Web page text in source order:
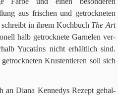
aus fri­schen und getrock­ne­ten
in ihrem Koch­buch The Art
halb getrock­nete Gar­ne­len ver­
Yuca­táns nicht erhält­lich sind.
Kru­sten­tie­ren soll sich
an Diana Ken­ne­dys Rezept gehal­